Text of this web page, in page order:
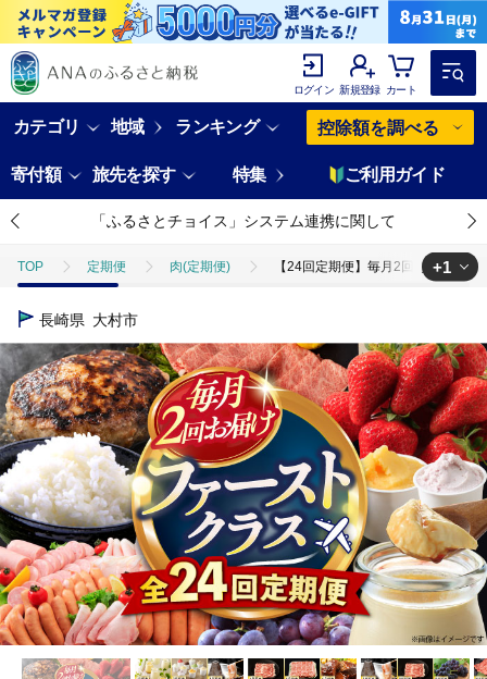
ログイン 新規登録 カート
カテゴリ 地域 ランキング 控除額を調べる
寄付額 旅先を探す 特集 ご利用ガイド
「ふるさとチョイス」システム連携に関して
TOP 定期便 肉(定期便) 【24回定期便】毎月2回お届け！
TOP
+1
長崎県 大村市